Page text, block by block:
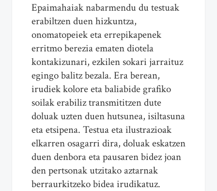
Epaimahaiak nabarmendu du testuak
erabiltzen duen hizkuntza,
onomatopeiek eta errepikapenek
erritmo berezia ematen diotela
kontakizunari, ezkilen sokari jarraituz
egingo balitz bezala. Era berean,
irudiek kolore eta baliabide grafiko
soilak erabiliz transmititzen dute
doluak uzten duen hutsunea, isiltasuna
eta etsipena. Testua eta ilustrazioak
elkarren osagarri dira, doluak eskatzen
duen denbora eta pausaren bidez joan
den pertsonak utzitako aztarnak
berraurkitzeko bidea irudikatuz.